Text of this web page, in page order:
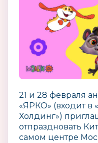
21 и 28 февраля
«ЯРКО» (входит в
Холдинг»)
отпраздновать
самом центре